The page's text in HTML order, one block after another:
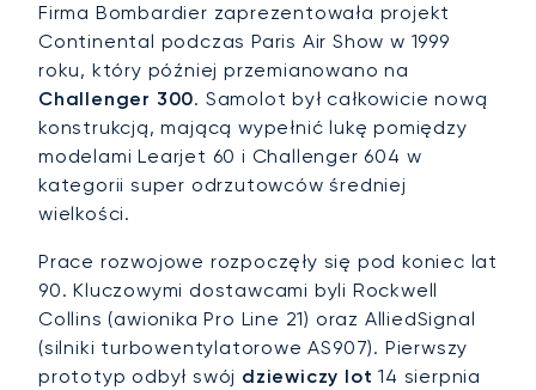
Firma Bombardier zaprezentowała projekt
Continental podczas Paris Air Show w 1999
roku, który później przemianowano na
Challenger 300. Samolot był całkowicie nową
konstrukcją, mającą wypełnić lukę pomiędzy
modelami Learjet 60 i Challenger 604 w
kategorii super odrzutowców średniej
wielkości.
Prace rozwojowe rozpoczęły się pod koniec lat
90. Kluczowymi dostawcami byli Rockwell
Collins (awionika Pro Line 21) oraz AlliedSignal
(silniki turbowentylatorowe AS907). Pierwszy
prototyp odbył swój dziewiczy lot 14 sierpnia